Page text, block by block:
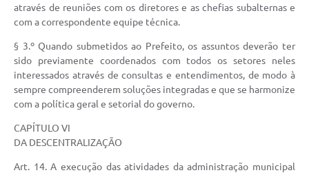
através de reuniões com os diretores e as chefias subalternas e
com a correspondente equipe técnica.
§ 3.º Quando submetidos ao Prefeito, os assuntos deverão ter
sido previamente coordenados com todos os setores neles
interessados através de consultas e entendimentos, de modo à
sempre compreenderem soluções integradas e que se harmonize
com a política geral e setorial do governo.
CAPÍTULO VI
DA DESCENTRALIZAÇÃO
Art. 14. A execução das atividades da administração municipal